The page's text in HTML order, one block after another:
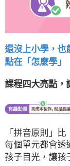
還沒上小學，也
點在「怎麼學」
課程四大亮點，
「拼音原則」
每個單元都會透
孩子目光，讓孩